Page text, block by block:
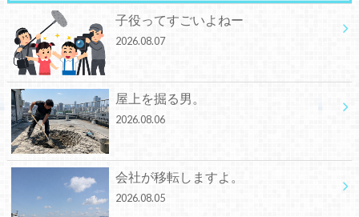
子役ってすごいよねー
2026.08.07
屋上を掘る男。
2026.08.06
会社が移転しますよ。
2026.08.05